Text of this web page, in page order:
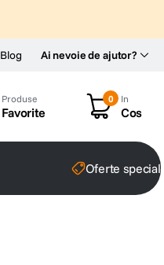
Ai nevoie de ajutor?
Blog
Produse
Favorite
0 In
Cos
Oferte